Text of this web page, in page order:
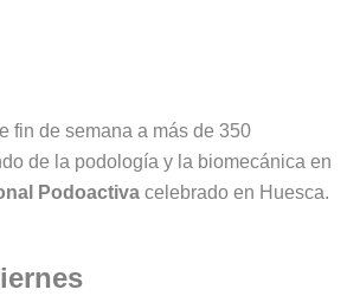
fin de semana a más de 350
de la podología y la biomecánica en
Podoactiva celebrado en Huesca.